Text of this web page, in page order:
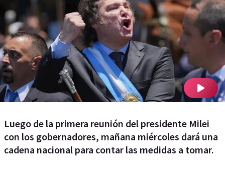
Luego de la primera reunión del presidente Milei
con los gobernadores, mañana miércoles dará una
cadena nacional para contar las medidas a tomar.